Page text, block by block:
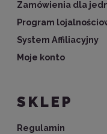
Zamówienia dla
Program
System Affiliacyjny
Moje konto
SKLEP
Regulamin